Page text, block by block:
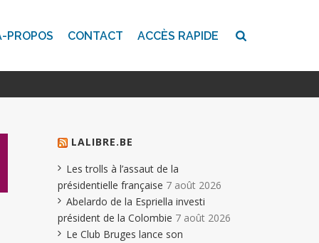
PROPOS CONTACT ACCÈS RAPIDE
LALIBRE.BE
Les trolls à l’assaut de la
présidentielle française 7 août 2026
Abelardo de la Espriella investi
président de la Colombie 7 août 2026
Le Club Bruges lance son